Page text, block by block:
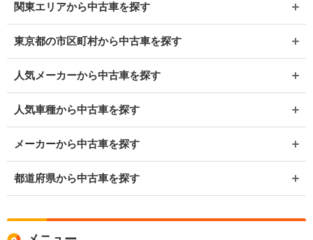
関東エリアから中古車を探す
東京都の市区町村から中古車を探す
人気メーカーから中古車を探す
人気車種から中古車を探す
メーカーから中古車を探す
都道府県から中古車を探す